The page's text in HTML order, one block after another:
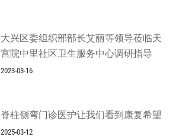
大兴区委组织部部长艾丽等领导莅临天
宫院中里社区卫生服务中心调研指导
2023-03-16
脊柱侧弯门诊医护让我们看到康复希望
2025-03-12